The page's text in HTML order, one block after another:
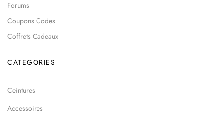
Forums
Coupons Codes
Coffrets Cadeaux
CATEGORIES
Ceintures
Accessoires